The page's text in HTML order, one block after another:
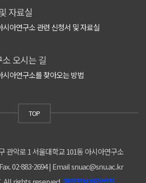
자료실
시아연구소 관련 신청서 및 자료실
오시는 길
시아연구소를 찾아오는 방법
TOP
관악로 1 서울대학교 101동 아시아연구소
02-883-2694 | Email snuac@snu.ac.kr